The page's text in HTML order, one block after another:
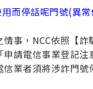
而停話呢門號(異
事，NCC依照【
請電信事業登記
業者須將涉詐門